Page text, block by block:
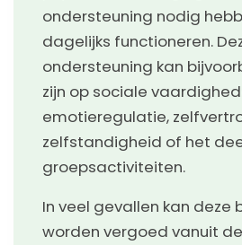
ondersteuning nodig
dagelijks functioneren.
ondersteuning kan
zijn op sociale
emotieregulatie,
zelfstandigheid of het
groepsactiviteiten.
In veel gevallen kan deze
worden vergoed vanuit de